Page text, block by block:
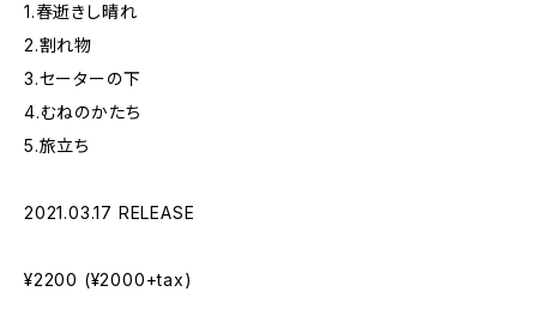
1.春逝きし晴れ
2.割れ物
3.セーターの下
4.むねのかたち
5.旅立ち
2021.03.17 RELEASE
¥2200 (¥2000+tax)